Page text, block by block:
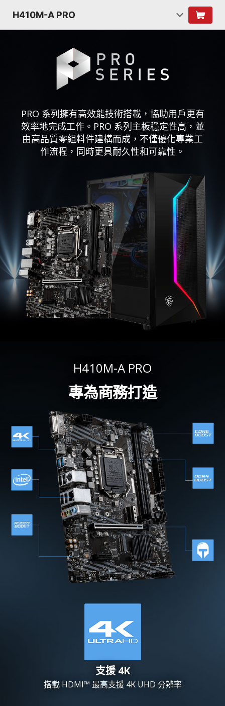
H410M-A PRO
PRO 系列擁有高效能技術搭載，協助用戶更有
效率地完成工作。PRO 系列主板穩定性高，並
由高品質零組料件建構而成，不僅優化專業工
作流程，同時更具耐久性和可靠性。
H410M-A PRO
專為商務打造
支援 4K
搭載 HDMI™ 最高支援 4K UHD 分辨率